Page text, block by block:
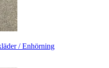
/ Enhörning